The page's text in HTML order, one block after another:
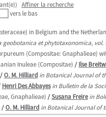
Affiner la recherche
vers le bas
in Belgium and the
geobotanica et phytotaxonomica, vol.
(Compositae: Gnaphalieae)
Inuleae (Compositae) / Ilse
/O. M. Hilliard in Botanical Journal of
Henri Des Abbayes in Bulletin de la
Gnaphalieae) /Susana Freire in
/O. M. Hilliard in Botanical Journal of